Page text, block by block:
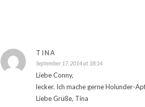
TINA
September 17, 2014 at 18:14
Liebe Conny,
lecker. Ich mache gerne Holunder-
Liebe Grüße, Tina